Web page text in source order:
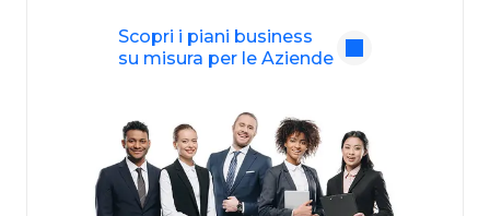
Scopri i piani business
su misura per le Aziende